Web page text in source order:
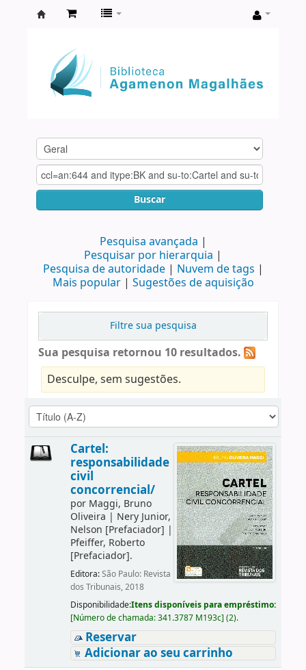
Agamenon
Magalhães
Buscar
Pesquisa avançada
Pesquisar por hierarquia
Pesquisa de autoridade
Nuvem de tags
Mais popular
Sugestões de aquisição
Filtre sua pesquisa
Sua pesquisa retornou 10 resultados.
Desculpe, sem sugestões.
Cartel:
responsabilidade
civil
concorrencial/
por Maggi, Bruno
Oliveira | Nery Junior,
Nelson [Prefaciador] |
Pfeiffer, Roberto
[Prefaciador].
Editora:São Paulo: Revista
dos Tribunais, 2018
Disponibilidade:Itens disponíveis para empréstimo:
[Número de chamada:341.3787 M193c] (2).
Reservar
Adicionar ao seu carrinho